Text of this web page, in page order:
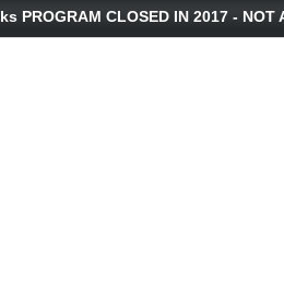
PROGRAM CLOSED IN 2017 - NOT